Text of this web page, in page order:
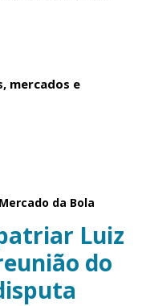
mercados e
Mercado da Bola
Luiz
do